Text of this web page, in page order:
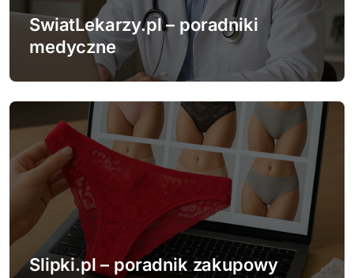
SwiatLekarzy.pl – poradniki
medyczne
Slipki.pl – poradnik zakupowy